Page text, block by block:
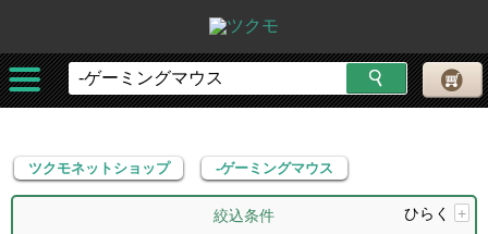
ツクモネットショップ -ゲーミングマウス
ツクモネットショップ -ゲーミングマウス
絞込条件 ひらく +